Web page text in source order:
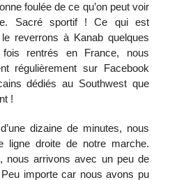
foulée de ce qu’on peut voir
Sacré sportif ! Ce qui est
reverrons à Kanab quelques
rentrés en France, nous
régulièrement sur Facebook
dédiés au Southwest que
!
dizaine de minutes, nous
ligne droite de notre marche.
nous arrivons avec un peu de
importe car nous avons pu